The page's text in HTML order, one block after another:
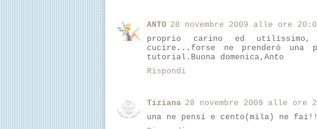
ANTO 28 novembre 2009 alle ore
proprio carino ed utilissimo,
cucire...forse ne prenderò
tutorial.Buona domenica,Anto
Rispondi
Tiziana 28 novembre 2009 alle ore
una ne pensi e cento(mila) ne